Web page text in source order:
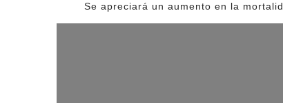
Se apreciará un aumento en la